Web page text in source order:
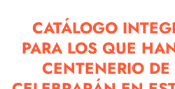
CATÁLOGO
PARA LOS QUE
CENTENERIO